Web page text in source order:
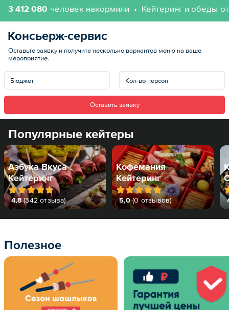
3 412 080 человек накормили Кейтеринг и обеды
Консьерж-сервис
Оставьте заявку и получите несколько вариантов меню на ваше
мероприятие.
Оставить заявку
Популярные кейтеры
Азбука Вкуса
Кейтеринг
4,8(342 отзыва)
Кофемания
Кейтеринг
5,0(0 отзывов)
Полезное